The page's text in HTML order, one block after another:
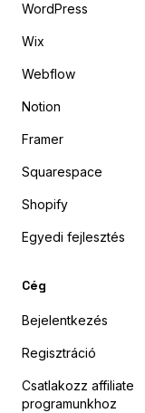
WordPress
Wix
Webflow
Notion
Framer
Squarespace
Shopify
Egyedi fejlesztés
Cég
Bejelentkezés
Regisztráció
Csatlakozz affiliate
programunkhoz